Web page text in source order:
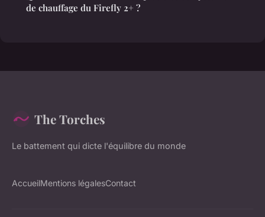
de chauffage du Firefly 2+ ?
The Torches
Le battement qui dicte l'équilibre du monde
AccueilMentions légalesContact